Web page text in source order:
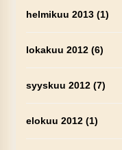
helmikuu 2013(1)
lokakuu 2012(6)
syyskuu 2012(7)
elokuu 2012(1)